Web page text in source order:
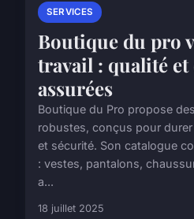
SERVICES
Boutique du pro
travail : qualité
assurées
Boutique du Pro propose
robustes, conçus pour
et sécurité. Son catalogue
: vestes, pantalons,
a...
18 juillet 2025